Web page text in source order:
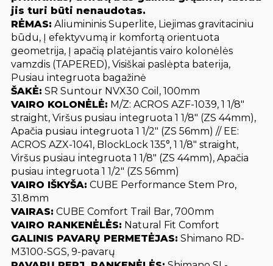
jis turi būti nenaudotas.
RĖMAS: Aliumininis Superlite, Liejimas gravitaciniu
būdu, Į efektyvumą ir komfortą orientuota
geometrija, Į apačią platėjantis vairo kolonėlės
vamzdis (TAPERED), Visiškai paslėpta baterija,
Pusiau integruota bagažinė
ŠAKĖ: SR Suntour NVX30 Coil, 100mm
VAIRO KOLONĖLĖ: M/Z: ACROS AZF-1039, 1 1/8″
straight, Viršus pusiau integruota 1 1/8″ (ZS 44mm),
Apačia pusiau integruota 1 1/2″ (ZS 56mm) // EE:
ACROS AZX-1041, BlockLock 135°, 1 1/8″ straight,
Viršus pusiau integruota 1 1/8″ (ZS 44mm), Apačia
pusiau integruota 1 1/2″ (ZS 56mm)
VAIRO IŠKYŠA: CUBE Performance Stem Pro,
31.8mm
VAIRAS: CUBE Comfort Trail Bar, 700mm
VAIRO RANKENĖLĖS: Natural Fit Comfort
GALINIS PAVARŲ PERMETĖJAS: Shimano RD-
M3100-SGS, 9-pavarų